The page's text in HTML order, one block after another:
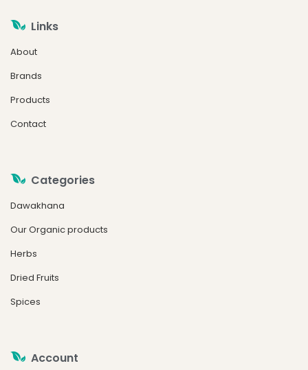
Links
About
Brands
Products
Contact
Categories
Dawakhana
Our Organic products
Herbs
Dried Fruits
Spices
Account